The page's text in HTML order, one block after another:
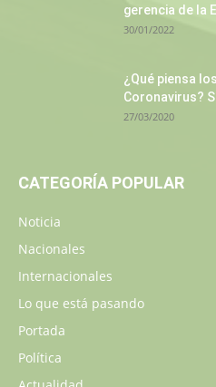
gerencia de la
30/01/2022
¿Qué piensa
Coronavirus?
27/03/2020
CATEGORÍA POPULAR
Noticia
Nacionales
Internacionales
Lo que está pasando
Portada
Política